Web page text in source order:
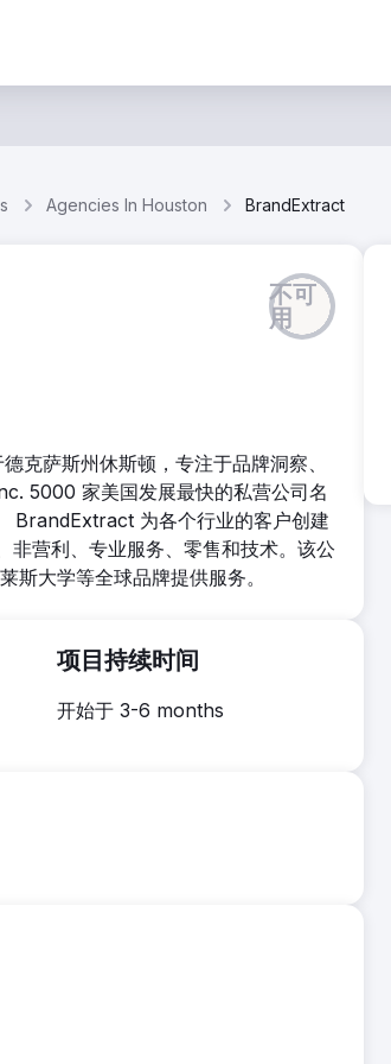
Agencies In Houston BrandExtract
不可
用
克萨斯州休斯顿，专注于品牌洞察、
5000 家美国发展最快的私营公司名
BrandExtract 为各个行业的客户创建
非营利、专业服务、零售和技术。该公
大学等全球品牌提供服务。
项目持续时间
开始于 3-6 months